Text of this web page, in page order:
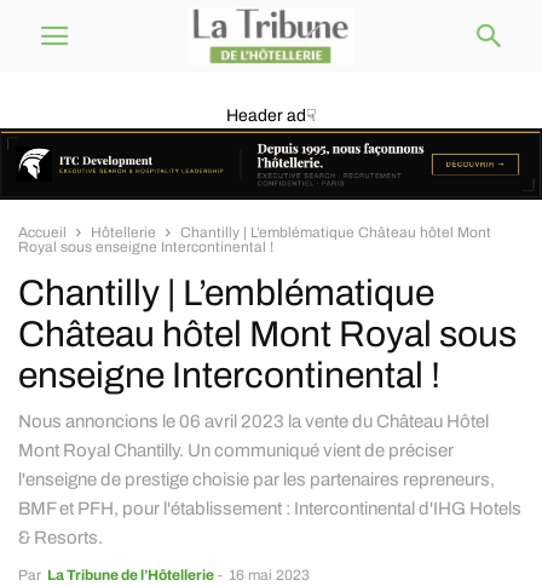
Header ad☟
Accueil Hôtellerie
Chantilly | L’emblématique Château hôtel Mont
Royal sous enseigne Intercontinental !
Chantilly | L’emblématique
Château hôtel Mont Royal sous
enseigne Intercontinental !
Nous annoncions le 06 avril 2023 la vente du Château Hôtel
Mont Royal Chantilly. Un communiqué vient de préciser
l'enseigne de prestige choisie par les partenaires repreneurs,
BMF et PFH, pour l'établissement : Intercontinental d'IHG Hotels
& Resorts.
Par La Tribune de l’Hôtellerie - 16 mai 2023